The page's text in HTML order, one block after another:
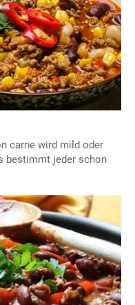
carne wird mild oder
bestimmt jeder schon